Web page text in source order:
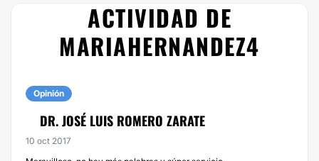
ACTIVIDAD DE
MARIAHERNANDEZ4
Opinión
DR. JOSÉ LUIS ROMERO ZARATE
10 oct 2017